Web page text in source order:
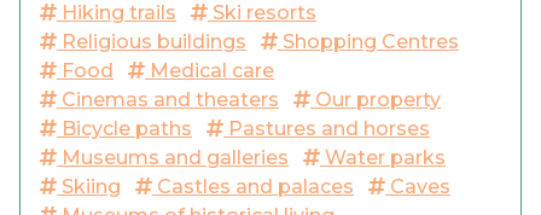
Hiking trails
Ski resorts
Religious buildings
Shopping Centres
Food
Medical care
Cinemas and theaters
Our property
Bicycle paths
Pastures and horses
Museums and galleries
Water parks
Skiing
Castles and palaces
Caves